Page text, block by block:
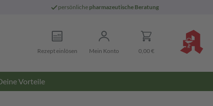
persönliche pharmazeutische Beratung
Rezept einlösen Mein Konto 0,00 €
Vorteile